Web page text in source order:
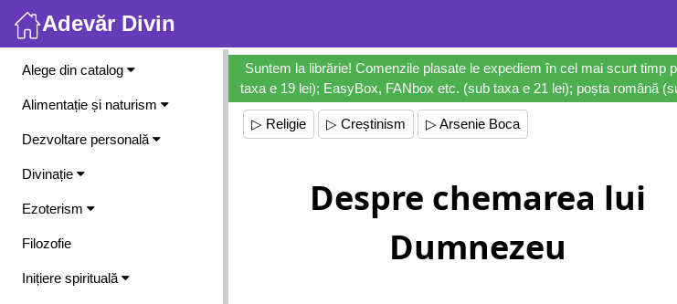
Adevăr Divin
Meniu
Alege din catalog
Alimentație și naturism
Dezvoltare personală
Divinație
Ezoterism
Filozofie
Inițiere spirituală
Suntem la librărie! Comenzile plasate le expediem în cel mai scurt
taxa e 19 lei); EasyBox, FANbox etc. (sub taxa e 21 lei); poșta română
▷ Religie ▷ Creștinism ▷ Arsenie Boca
Despre chemarea lui
Dumnezeu